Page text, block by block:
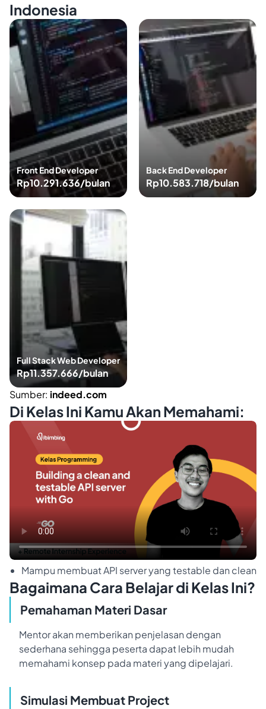
Indonesia
Front End Developer
Rp10.291.636/bulan
Back End Developer
Rp10.583.718/bulan
Full Stack Web Developer
Rp11.357.666/bulan
Sumber: indeed.com
Di Kelas Ini Kamu Akan Memahami:
Mampu membuat API server yang testable dan clean
Bagaimana Cara Belajar di Kelas Ini?
Pemahaman Materi Dasar
Mentor akan memberikan penjelasan dengan
sederhana sehingga peserta dapat lebih mudah
memahami konsep pada materi yang dipelajari.
Simulasi Membuat Project